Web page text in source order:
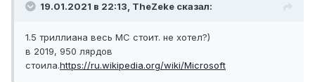
19.01.2021 в 22:13, TheZeke сказал:
1.5 триллиана весь МС стоит. не хотел?)
в 2019, 950 лярдов
стоила.https://ru.wikipedia.org/wiki/Microsoft